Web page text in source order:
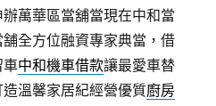
萬華區當舖當現在中和當
舗全方位融資專家典當，借
車中和機車借款讓最愛車替
溫馨家居紀經營優質廚房